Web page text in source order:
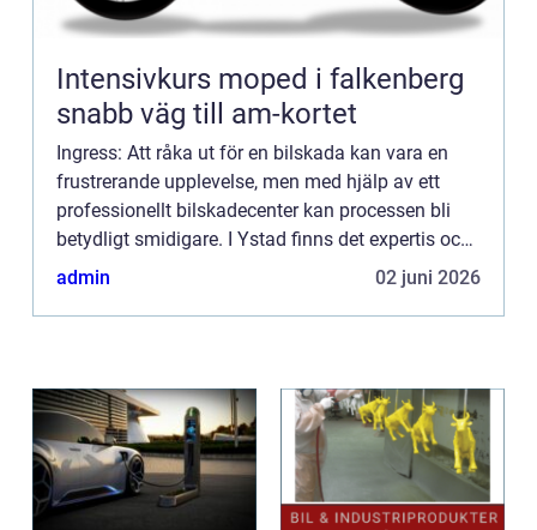
Intensivkurs moped i falkenberg
snabb väg till am-kortet
Ingress: Att råka ut för en bilskada kan vara en
frustrerande upplevelse, men med hjälp av ett
professionellt bilskadecenter kan processen bli
betydligt smidigare. I Ystad finns det expertis och
service som kan hantera allt från...
admin 02 juni 2026